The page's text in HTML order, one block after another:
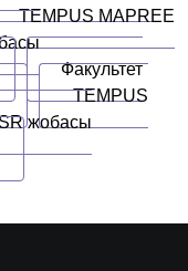
TEMPUS MAPREE
Факультет
TEMPUS
жобасы